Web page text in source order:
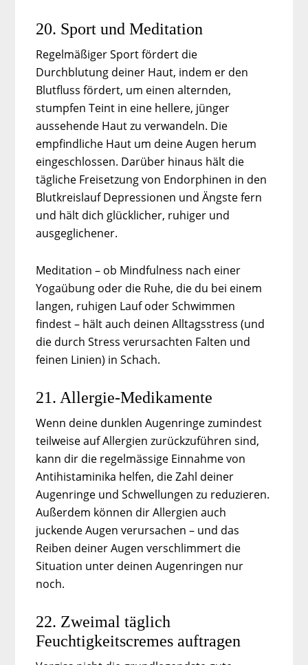
20. Sport und Meditation
Regelmäßiger Sport fördert die
Durchblutung deiner Haut, indem er den
Blutfluss fördert, um einen alternden,
stumpfen Teint in eine hellere, jünger
aussehende Haut zu verwandeln. Die
empfindliche Haut um deine Augen herum
eingeschlossen. Darüber hinaus hält die
tägliche Freisetzung von Endorphinen in den
Blutkreislauf Depressionen und Ängste fern
und hält dich glücklicher, ruhiger und
ausgeglichener.
Meditation – ob Mindfulness nach einer
Yogaübung oder die Ruhe, die du bei einem
langen, ruhigen Lauf oder Schwimmen
findest – hält auch deinen Alltagsstress (und
die durch Stress verursachten Falten und
feinen Linien) in Schach.
21. Allergie-Medikamente
Wenn deine dunklen Augenringe zumindest
teilweise auf Allergien zurückzuführen sind,
kann dir die regelmässige Einnahme von
Antihistaminika helfen, die Zahl deiner
Augenringe und Schwellungen zu reduzieren.
Außerdem können dir Allergien auch
juckende Augen verursachen – und das
Reiben deiner Augen verschlimmert die
Situation unter deinen Augenringen nur
noch.
22. Zweimal täglich
Feuchtigkeitscremes auftragen